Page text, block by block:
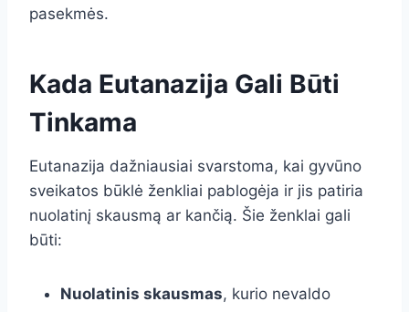
pasekmės.
Kada Eutanazija Gali Būti
Tinkama
Eutanazija dažniausiai svarstoma, kai gyvūno
sveikatos būklė ženkliai pablogėja ir jis patiria
nuolatinį skausmą ar kančią. Šie ženklai gali
būti:
Nuolatinis skausmas, kurio nevaldo